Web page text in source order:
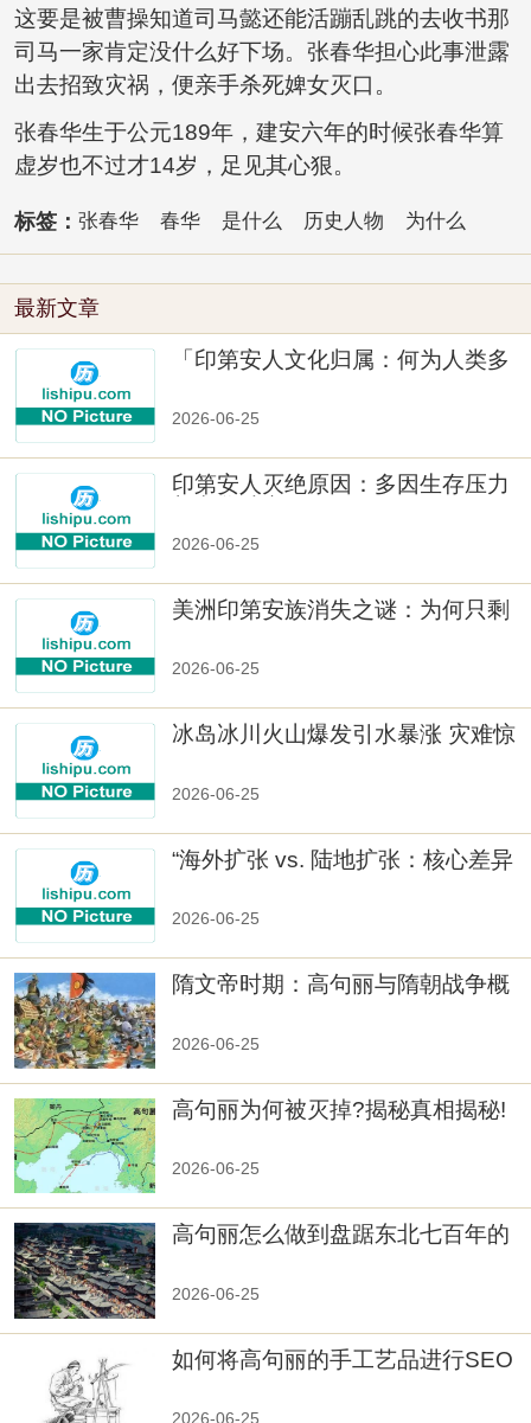
这要是被曹操知道司马懿还能活蹦乱跳的去收书那
司马一家肯定没什么好下场。张春华担心此事泄露
出去招致灾祸，便亲手杀死婢女灭口。
张春华生于公元189年，建安六年的时候张春华算
虚岁也不过才14岁，足见其心狠。
标签： 张春华 春华 是什么 历史人物 为什么
最新文章
「印第安人文化归属：何为人类多
2026-06-25
印第安人灭绝原因：多因生存压力
2026-06-25
美洲印第安族消失之谜：为何只剩
2026-06-25
冰岛冰川火山爆发引水暴涨 灾难惊
2026-06-25
“海外扩张 vs. 陆地扩张：核心差异
2026-06-25
隋文帝时期：高句丽与隋朝战争概
2026-06-25
高句丽为何被灭掉?揭秘真相揭秘!
2026-06-25
高句丽怎么做到盘踞东北七百年的
2026-06-25
如何将高句丽的手工艺品进行SEO
2026-06-25